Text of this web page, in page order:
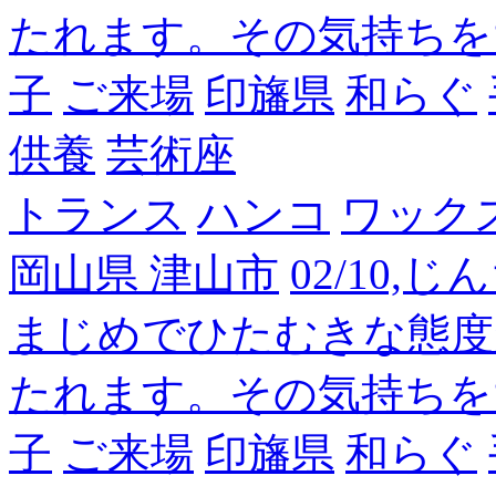
たれます。その気持ち
子 ご来場 印旛県 和らぐ
供養 芸術座
トランス ハンコ ワック
岡山県 津山市 02/10,じ
まじめでひたむきな態
たれます。その気持ち
子 ご来場 印旛県 和らぐ